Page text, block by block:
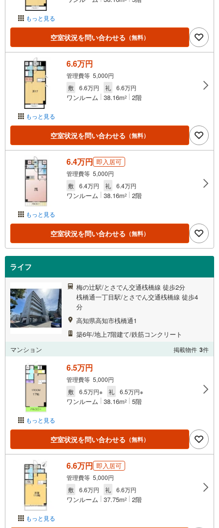
もっと見る
空室状況を問い合わせる （無料）
もっと見る
6.6万円
管理費等 5,000円
敷
6.6万円 礼 6.6万円
ワンルーム 38.16m2 2階
空室状況を問い合わせる （無料）
もっと見る
6.4万円 即入居可
管理費等 5,000円
敷
6.4万円 礼 6.4万円
ワンルーム 38.16m2 2階
空室状況を問い合わせる （無料）
ライフ
梅の辻駅/とさでん交通桟橋線 徒歩2分
桟橋通一丁目駅/とさでん交通桟橋線 徒歩4
分
高知県高知市桟橋通1
築6年/地上7階建て/鉄筋コンクリート
マンション
掲載物件 3件
もっと見る
6.5万円
管理費等 5,000円
敷
6.5万円※ 礼 6.5万円※
ワンルーム 38.16m2 5階
空室状況を問い合わせる （無料）
もっと見る
6.6万円 即入居可
管理費等 5,000円
敷
6.6万円 礼 6.6万円
ワンルーム 37.75m2 2階